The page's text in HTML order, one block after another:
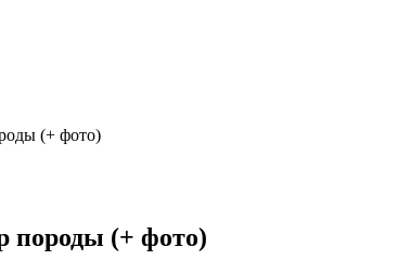
(+ фото)
породы (+ фото)